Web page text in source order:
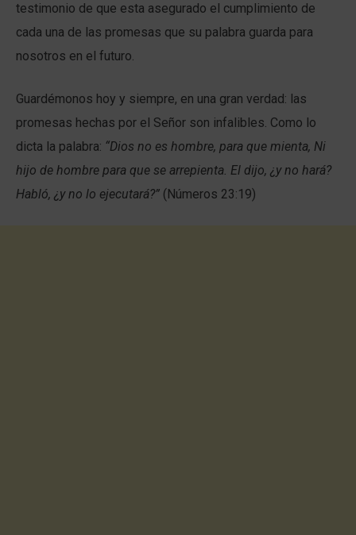
testimonio de que esta asegurado el cumplimiento de
cada una de las promesas que su palabra guarda para
nosotros en el futuro.
Guardémonos hoy y siempre, en una gran verdad: las
promesas hechas por el Señor son infalibles. Como lo
dicta la palabra: “Dios no es hombre, para que mienta, Ni
hijo de hombre para que se arrepienta. El dijo, ¿y no hará?
Habló, ¿y no lo ejecutará?” (Números 23:19)